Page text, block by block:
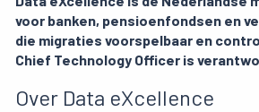
voor banken, pensioenfondsen en
die migraties voorspelbaar en
Chief Technology Officer is
Over Data eXcellence